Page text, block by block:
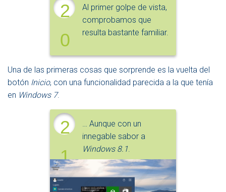
2
0
Al primer golpe de vista,
comprobamos que
resulta bastante familiar.
Una de las primeras cosas que sorprende es la vuelta del
botón Inicio, con una funcionalidad parecida a la que tenía
en Windows 7.
2
1
… Aunque con un
innegable sabor a
Windows 8.1.